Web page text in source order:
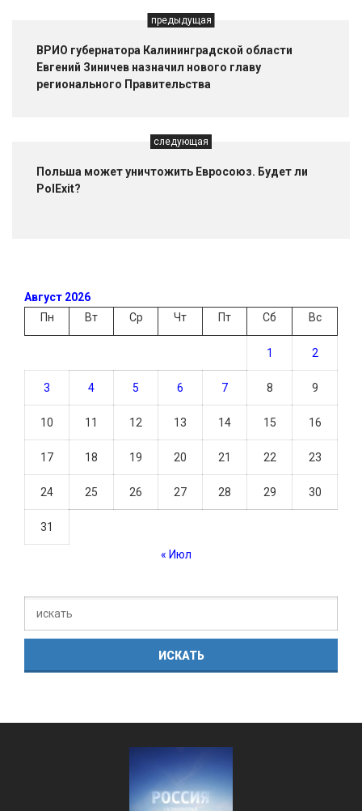
предыдущая
ВРИО губернатора Калининградской области
Евгений Зиничев назначил нового главу
регионального Правительства
следующая
Польша может уничтожить Евросоюз. Будет ли
PolExit?
Август 2026
Пн
Вт Ср Чт Пт Сб Вс
1 2
3 4 5 6 7 8 9
10 11 12 13 14 15 16
17 18 19 20 21 22 23
24 25 26 27 28 29 30
31
« Июл